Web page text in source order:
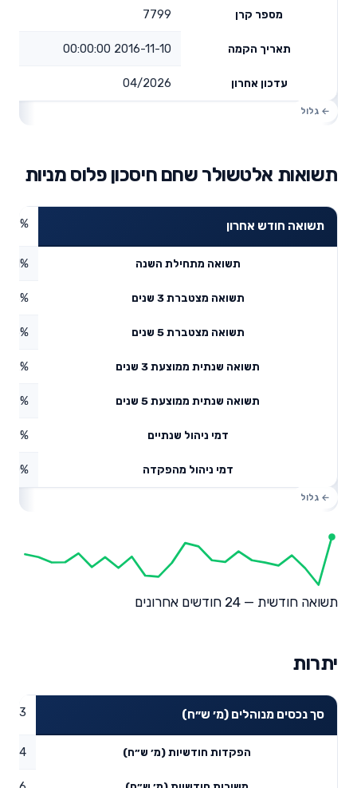
מספר קרן 7799
תאריך הקמה 2016-11-10 00:00:00
עדכון אחרון 04/2026
תשואות אלטשולר שחם חיסכון פלוס מניות
תשואה חודש אחרון 8.19%
תשואה מתחילת השנה 4.91%
תשואה מצטברת 3 שנים
תשואה מצטברת 5 שנים
תשואה שנתית ממוצעת 3 שנים
תשואה שנתית ממוצעת 5 שנים
דמי ניהול שנתיים
דמי ניהול מהפקדה 0%
תשואה חודשית — 24 חודשים אחרונים
יתרות
סך נכסים מנוהלים (מ׳ ש״ח)
הפקדות חודשיות (מ׳ ש״ח)